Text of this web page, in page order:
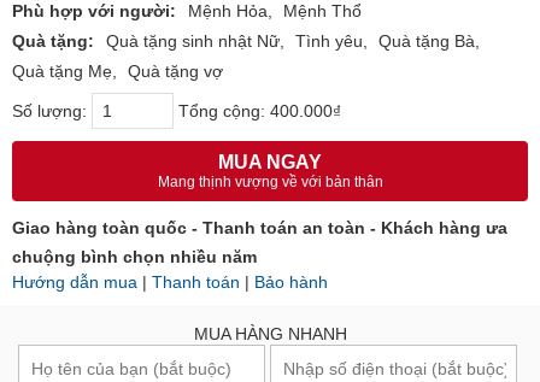
Phù hợp với người:
Mệnh Hỏa
Mệnh Thổ
Quà tặng:
Quà tặng sinh nhật Nữ Tình yêu
Quà tặng Bà
Quà tặng Mẹ
Quà tặng vợ
Số lượng: Tổng cộng: 400.000₫
MUA NGAY
Mang thịnh vượng về với bản thân
Giao hàng toàn quốc - Thanh toán an toàn - Khách hàng ưa
chuộng bình chọn nhiều năm
Hướng dẫn mua | Thanh toán | Bảo hành
MUA HÀNG NHANH